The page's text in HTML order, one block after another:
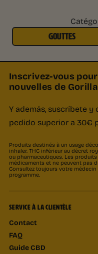
GOUTTES
Inscrivez-vous
nouvelles de
Y además, suscríbete
pedido superior a 30€
Produits destinés à un usage
inhaler. THC inférieur au décret
ou pharmaceutiques. Les
médicaments et ne peuvent pas
Consultez toujours votre
programme.
SERVICE À LA CLIENTÈLE
Contact
FAQ
Guide CBD